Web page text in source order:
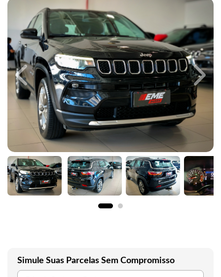
Previous Next
Simule Suas Parcelas Sem Compromisso